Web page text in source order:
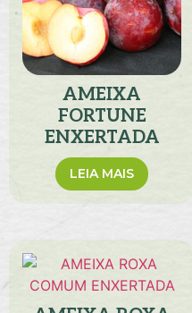
AMEIXA
FORTUNE
ENXERTADA
LEIA MAIS